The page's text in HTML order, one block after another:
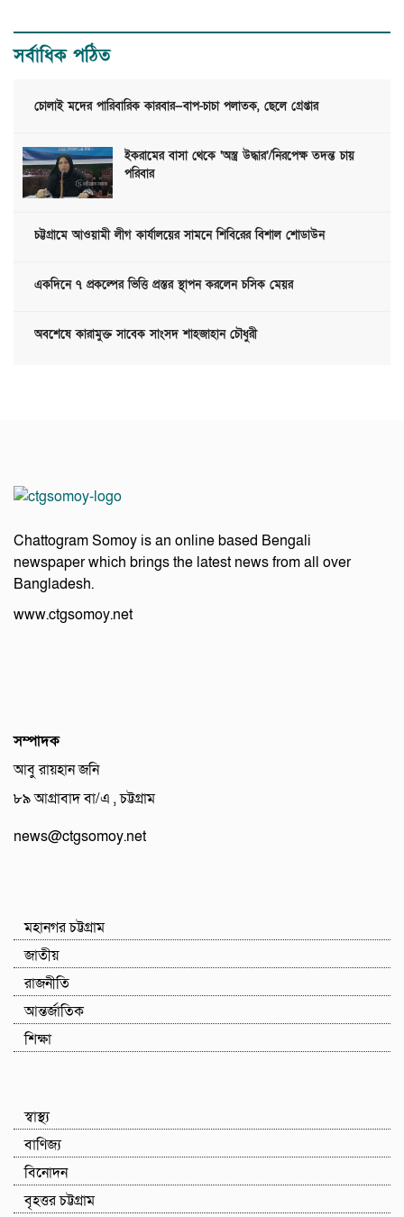
সর্বাধিক পঠিত
চোলাই মদের পারিবারিক কারবার—বাপ-চাচা পলাতক, ছেলে গ্রেপ্তার
ইকরামের বাসা থেকে ‘অস্ত্র উদ্ধার’/নিরপেক্ষ তদন্ত চায়
পরিবার
চট্টগ্রামে আওয়ামী লীগ কার্যালয়ের সামনে শিবিরের বিশাল শোডাউন
একদিনে ৭ প্রকল্পের ভিত্তি প্রস্তর স্থাপন করলেন চসিক মেয়র
অবশেষে কারামুক্ত সাবেক সাংসদ শাহজাহান চৌধুরী
Chattogram Somoy is an online based Bengali
newspaper which brings the latest news from all over
Bangladesh.
www.ctgsomoy.net
সম্পাদক
আবু রায়হান জনি
৮৯ আগ্রাবাদ বা/এ , চট্টগ্রাম
news@ctgsomoy.net
মহানগর চট্টগ্রাম
জাতীয়
রাজনীতি
আন্তর্জাতিক
শিক্ষা
স্বাস্থ্য
বাণিজ্য
বিনোদন
বৃহত্তর চট্টগ্রাম